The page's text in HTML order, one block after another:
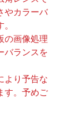
やカラーバ
の画像処理
バランスを
より予告な
す。予めご